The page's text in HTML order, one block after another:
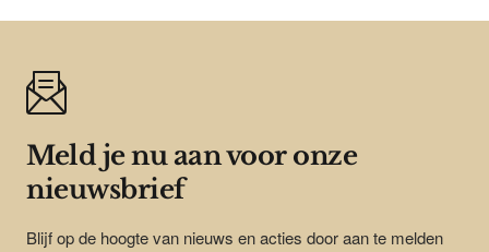
Meld je nu aan voor onze
nieuwsbrief
Blijf op de hoogte van nieuws en acties door aan te melden